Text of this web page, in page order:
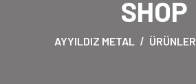
SHOP
AYYILDIZ METAL ÜRÜNLER